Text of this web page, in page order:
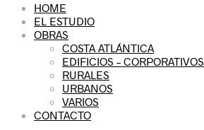
HOME
EL ESTUDIO
OBRAS
COSTA ATLÁNTICA
EDIFICIOS – CORPORATIVOS
RURALES
URBANOS
VARIOS
CONTACTO